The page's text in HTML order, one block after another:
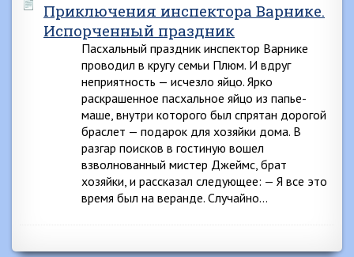
Приключения инспектора Варнике.
Испорченный праздник
Пасхальный праздник инспектор Варнике
проводил в кругу семьи Плюм. И вдруг
неприятность — исчезло яйцо. Ярко
раскрашенное пасхальное яйцо из папье-
маше, внутри которого был спрятан дорогой
браслет — подарок для хозяйки дома. В
разгар поисков в гостиную вошел
взволнованный мистер Джеймс, брат
хозяйки, и рассказал следующее: — Я все это
время был на веранде. Случайно…